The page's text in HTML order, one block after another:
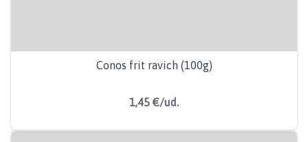
Conos frit ravich (100g)
1,45 €/ud.